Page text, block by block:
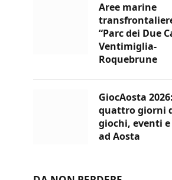
Aree marine
“Parc dei Due
Ventimiglia-
Roquebrune
GiocAosta 2026:
quattro giorni
giochi, eventi
ad Aosta